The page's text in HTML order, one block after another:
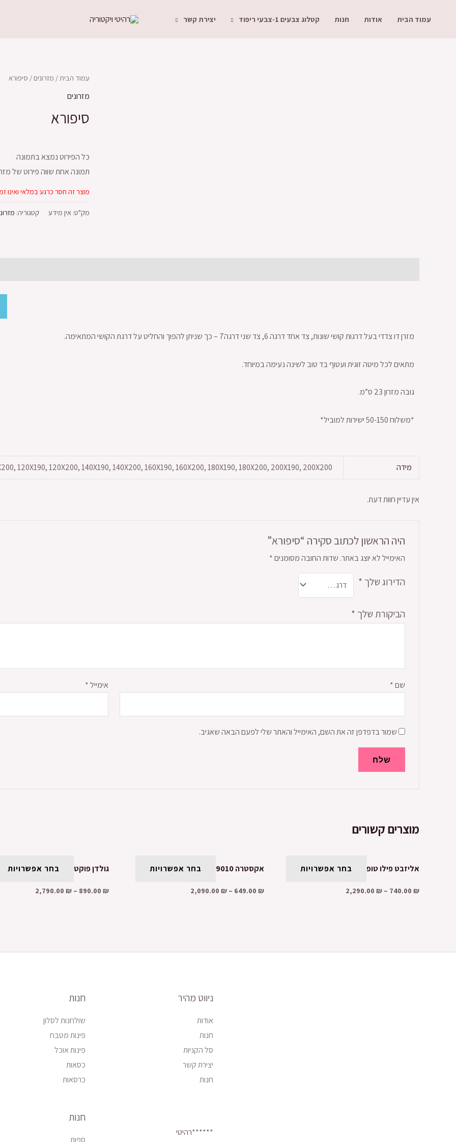
עמוד הבית אודות חנות קטלוג צבעים 1-צבעי ריפוד יצירת קשר
עמוד הבית/ מזרונים / סיפורא
מזרונים
סיפורא
כל הפירוט נמצא בתמונה
תמונה אחת שווה פירוט של
מוצר זה חסר כרגע במלאי ואינו
מק"ט: אין מידע קטגוריה:
מזרן דו צדדי בעל דרגות קושי שונות, צד אחד דרגה 6, צד שני דרגה7 – כך שניתן להפוך והחליט על דרגת הקושי המתאימה.
מתאים לכל מיטה זוגית ועטוף בד טוב לשינה נעימה במיוחד.
גובה מזרון 23 ס”מ.
*משלוח 50-150 ישירות למוביל*
מידה 120X190, 120X200, 140X190, 140X200, 160X190, 160X200, 180X190, 180X200, 200X190, 200X200
אין עדיין חוות דעת.
היה הראשון לכתוב סקירה “סיפורא”
האימייל לא יוצג באתר. שדות החובה מסומנים*
הדירוג שלך *
הביקורת שלך *
שם* אימייל*
שמור בדפדפן זה את השם, האימייל והאתר שלי לפעם הבאה שאגיב.
מוצרים קשורים
אליזבט פילו טופ בחר אפשרויות
740.00 ₪
–
2,290.00 ₪
אקסטרה 9010 בחר אפשרויות
649.00 ₪
–
2,090.00 ₪
גולדן פוקט בחר אפשרויות
890.00 ₪
–
2,790.00 ₪
ניווט מהיר
אודות
חנות
סל הקניות
יצירת קשר
חנות
******רהיטי
חנות
שולחנות לסלון
פינות מטבח
פינות אוכל
כסאות
כרסאות
חנות
ספות